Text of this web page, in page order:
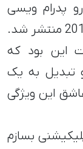
پدرام ویسی
توسعه داده و آخرین نسخه در سال 2016 منتشر شد.
این بود که
تبدیل به یک
این ویژگی
بسازم